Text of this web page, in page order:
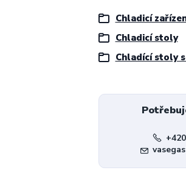
Chladicí
Chladicí stoly
Chladící stoly